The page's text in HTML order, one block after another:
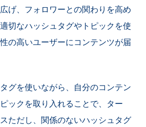
げ、フォロワーとの関わりを高め
切なハッシュタグやトピックを使
の高いユーザーにコンテンツが届
グを使いながら、自分のコンテン
ックを取り入れることで、ター
ただし、関係のないハッシュタグ